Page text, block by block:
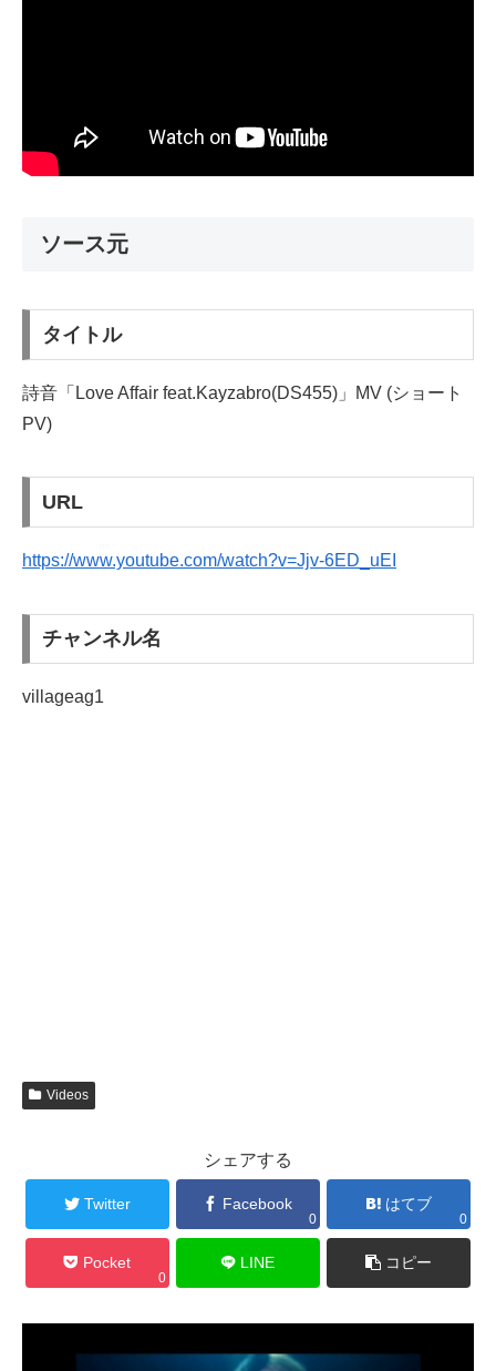
ソース元
タイトル
詩音「Love Affair feat.Kayzabro(DS455)」MV (ショート
PV)
URL
https://www.youtube.com/watch?v=Jjv-6ED_uEI
チャンネル名
villageag1
Videos
シェアする
Twitter Facebook
0
はてブ
0
Pocket
0
LINE コピー